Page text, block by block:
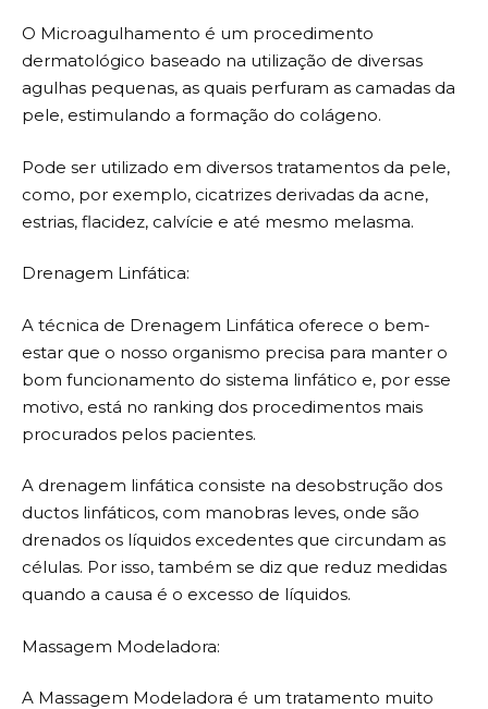
O Microagulhamento é um procedimento
dermatológico baseado na utilização de diversas
agulhas pequenas, as quais perfuram as camadas da
pele, estimulando a formação do colágeno.
Pode ser utilizado em diversos tratamentos da pele,
como, por exemplo, cicatrizes derivadas da acne,
estrias, flacidez, calvície e até mesmo melasma.
Drenagem Linfática:
A técnica de Drenagem Linfática oferece o bem-
estar que o nosso organismo precisa para manter o
bom funcionamento do sistema linfático e, por esse
motivo, está no ranking dos procedimentos mais
procurados pelos pacientes.
A drenagem linfática consiste na desobstrução dos
ductos linfáticos, com manobras leves, onde são
drenados os líquidos excedentes que circundam as
células. Por isso, também se diz que reduz medidas
quando a causa é o excesso de líquidos.
Massagem Modeladora:
A Massagem Modeladora é um tratamento muito